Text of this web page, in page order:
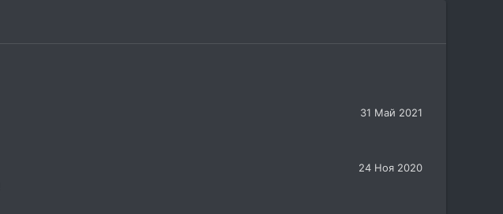
31 Май 2021
24 Ноя 2020